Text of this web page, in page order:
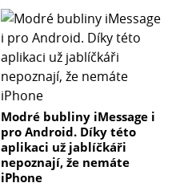
Modré bubliny iMessage i
pro Android. Díky této
aplikaci už jablíčkáři
nepoznají, že nemáte
iPhone